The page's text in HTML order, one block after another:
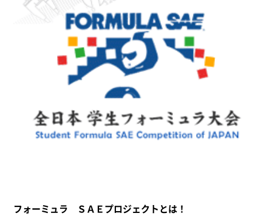
フォーミュラ ＳＡＥプロジェクトとは！
総合加工サービス（1）
その他（12）